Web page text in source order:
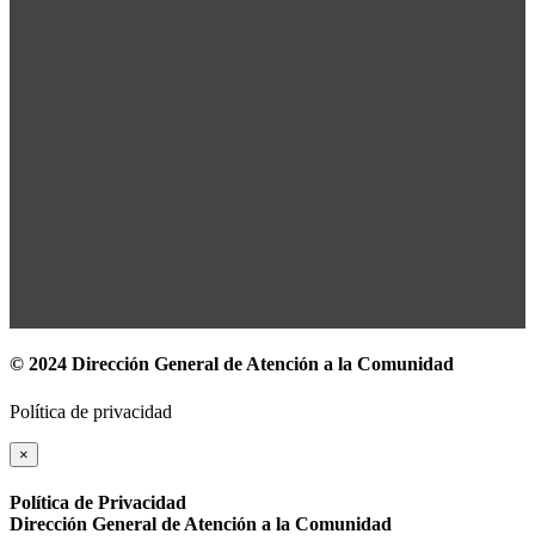
© 2024 Dirección General de Atención a la Comunidad
Política de privacidad
×
Política de Privacidad
Dirección General de Atención a la Comunidad